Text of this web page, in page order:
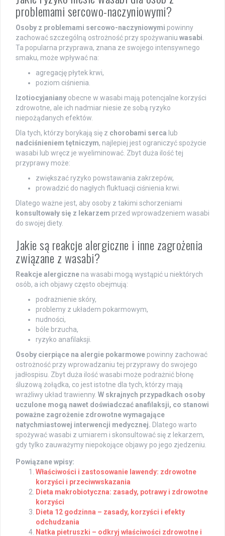
problemami sercowo-naczyniowymi?
Osoby z problemami sercowo-naczyniowymi powinny
zachować szczególną ostrożność przy spożywaniu wasabi
Ta popularna przyprawa, znana ze swojego intensywnego
smaku, może wpływać na:
agregację płytek krwi,
poziom ciśnienia.
Izotiocyjaniany obecne w wasabi mają potencjalne korzyści
zdrowotne, ale ich nadmiar niesie ze sobą ryzyko
niepożądanych efektów.
Dla tych, którzy borykają się z chorobami serca lub
nadciśnieniem tętniczym, najlepiej jest ograniczyć spożycie
wasabi lub wręcz je wyeliminować. Zbyt duża ilość tej
przyprawy może:
zwiększać ryzyko powstawania zakrzepów,
prowadzić do nagłych fluktuacji ciśnienia krwi.
Dlatego ważne jest, aby osoby z takimi schorzeniami
konsultowały się z lekarzem przed wprowadzeniem wasabi
do swojej diety.
Jakie są reakcje alergiczne i inne zagrożenia
związane z wasabi?
Reakcje alergiczne na wasabi mogą wystąpić u niektórych
osób, a ich objawy często obejmują:
podrażnienie skóry,
problemy z układem pokarmowym,
nudności,
bóle brzucha,
ryzyko anafilaksji.
Osoby cierpiące na alergie pokarmowe powinny zachować
ostrożność przy wprowadzaniu tej przyprawy do swojego
jadłospisu. Zbyt duża ilość wasabi może podrażnić błonę
śluzową żołądka, co jest istotne dla tych, którzy mają
wrażliwy układ trawienny. W skrajnych przypadkach osoby
uczulone mogą nawet doświadczać anafilaksji, co stanowi
poważne zagrożenie zdrowotne wymagające
natychmiastowej interwencji medycznej. Dlatego warto
spożywać wasabi z umiarem i skonsultować się z lekarzem,
gdy tylko zauważymy niepokojące objawy po jego zjedzeniu.
Powiązane wpisy:
Właściwości i zastosowanie lawendy: zdrowotne
korzyści i przeciwwskazania
Dieta makrobiotyczna: zasady, potrawy i zdrowotne
korzyści
Dieta 12 godzinna – zasady, korzyści i efekty
odchudzania
Natka pietruszki – odkryj właściwości zdrowotne i